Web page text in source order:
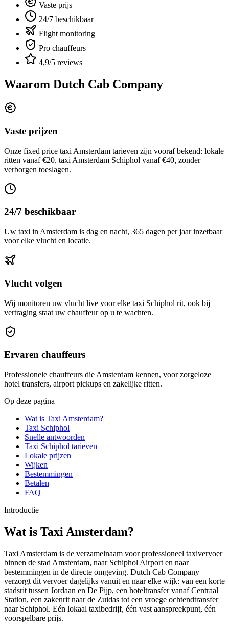
Vaste prijs
24/7 beschikbaar
Flight monitoring
Pro chauffeurs
4,9/5 reviews
Waarom Dutch Cab Company
Vaste prijzen
Onze fixed price taxi Amsterdam tarieven zijn vooraf bekend: lokale
ritten vanaf €20, taxi Amsterdam Schiphol vanaf €40, zonder
verborgen toeslagen.
24/7 beschikbaar
Uw taxi in Amsterdam is dag en nacht, 365 dagen per jaar inzetbaar
voor elke vlucht en locatie.
Vlucht volgen
Wij monitoren uw vlucht live voor elke taxi Schiphol rit, ook bij
vertraging staat uw chauffeur op u te wachten.
Ervaren chauffeurs
Professionele chauffeurs die Amsterdam kennen, voor zorgeloze
hotel transfers, airport pickups en zakelijke ritten.
Op deze pagina
Wat is Taxi Amsterdam?
Taxi Schiphol
Snelle antwoorden
Taxi Schiphol tarieven
Lokale prijzen
Wijken
Bestemmingen
Betalen
FAQ
Introductie
Wat is Taxi Amsterdam?
Taxi Amsterdam is de verzamelnaam voor professioneel taxivervoer
binnen de stad Amsterdam, naar Schiphol Airport en naar
bestemmingen in de directe omgeving. Dutch Cab Company
verzorgt dit vervoer dagelijks vanuit en naar elke wijk: van een korte
stadsrit tussen Jordaan en De Pijp, een hoteltransfer vanaf Centraal
Station, een zakenrit naar de Zuidas tot een vroege ochtendtransfer
naar Schiphol. Eén lokaal taxibedrijf, één vast aanspreekpunt, één
voorspelbare prijs.